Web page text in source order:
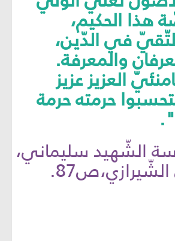
هذا الحكيم،
في الدّين،
والمعرفة.
العزيز عزيز
حرمته حرمة
الشّهيد سليماني،